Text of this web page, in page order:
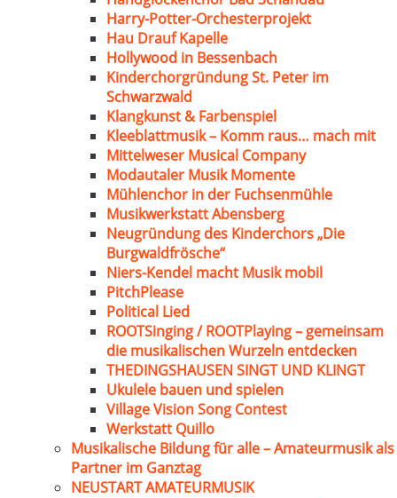
Harry-Potter-Orchesterprojekt
Hau Drauf Kapelle
Hollywood in Bessenbach
Kinderchorgründung St. Peter im
Schwarzwald
Klangkunst & Farbenspiel
Kleeblattmusik – Komm raus… mach mit
Mittelweser Musical Company
Modautaler Musik Momente
Mühlenchor in der Fuchsenmühle
Musikwerkstatt Abensberg
Neugründung des Kinderchors „Die
Burgwaldfrösche“
Niers-Kendel macht Musik mobil
PitchPlease
Political Lied
ROOTSinging / ROOTPlaying – gemeinsam
die musikalischen Wurzeln entdecken
THEDINGSHAUSEN SINGT UND KLINGT
Ukulele bauen und spielen
Village Vision Song Contest
Werkstatt Quillo
Musikalische Bildung für alle – Amateurmusik als
Partner im Ganztag
NEUSTART AMATEURMUSIK